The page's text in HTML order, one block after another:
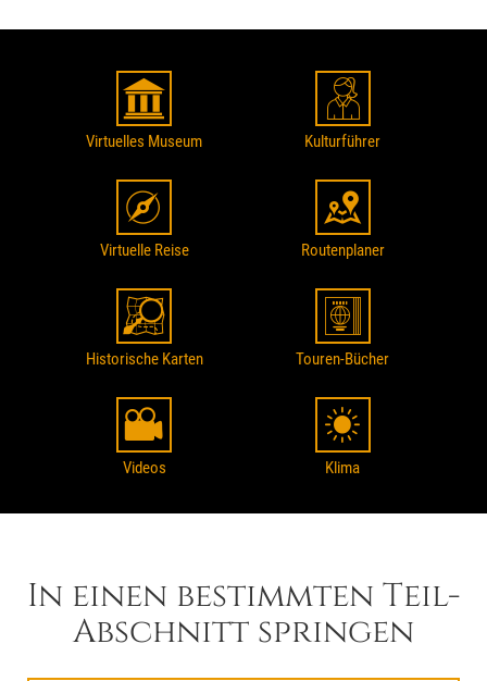
Virtuelles Museum Kulturführer
Virtuelle Reise Routenplaner
Historische Karten Touren-Bücher
Videos Klima
In einen bestimmten Teil-
Abschnitt springen